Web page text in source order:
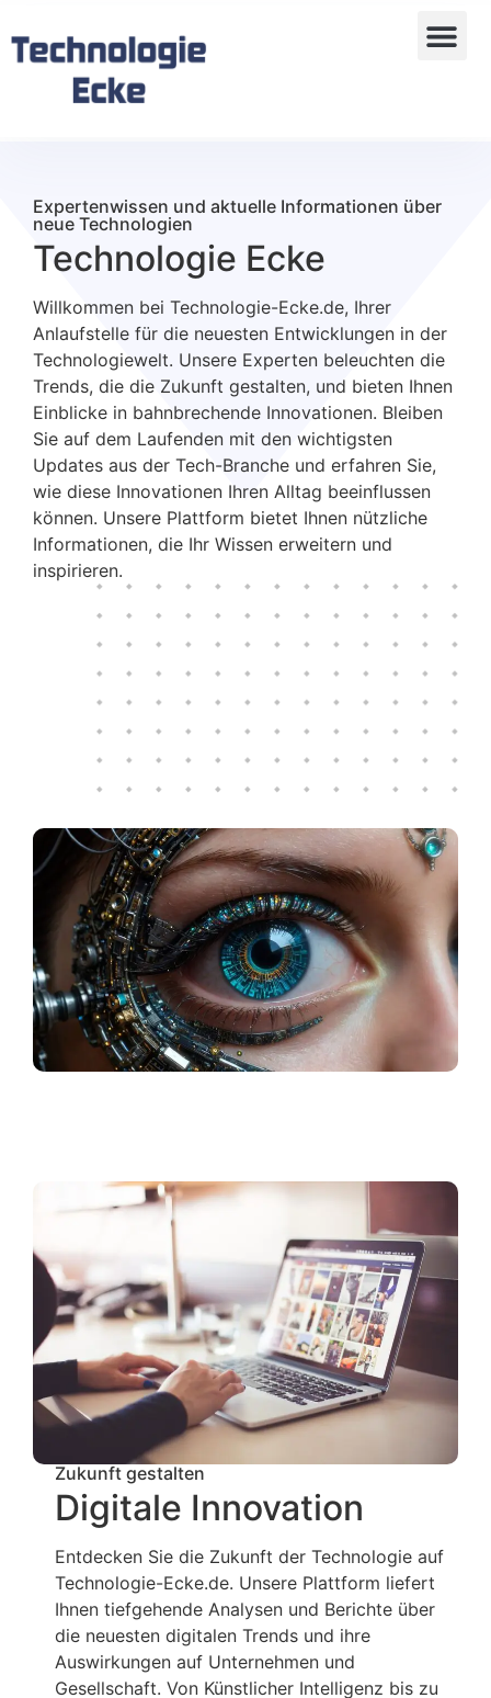
Expertenwissen und aktuelle Informationen über
neue Technologien
Technologie Ecke
Willkommen bei Technologie-Ecke.de, Ihrer
Anlaufstelle für die neuesten Entwicklungen in der
Technologiewelt. Unsere Experten beleuchten die
Trends, die die Zukunft gestalten, und bieten Ihnen
Einblicke in bahnbrechende Innovationen. Bleiben
Sie auf dem Laufenden mit den wichtigsten
Updates aus der Tech-Branche und erfahren Sie,
wie diese Innovationen Ihren Alltag beeinflussen
können. Unsere Plattform bietet Ihnen nützliche
Informationen, die Ihr Wissen erweitern und
inspirieren.
Zukunft gestalten
Digitale Innovation
Entdecken Sie die Zukunft der Technologie auf
Technologie-Ecke.de. Unsere Plattform liefert
Ihnen tiefgehende Analysen und Berichte über
die neuesten digitalen Trends und ihre
Auswirkungen auf Unternehmen und
Gesellschaft. Von Künstlicher Intelligenz bis zu